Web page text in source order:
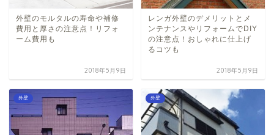
外壁のモルタルの寿命や補修
費用と厚さの注意点！リフォ
ーム費用も
2018年5月9日
レンガ外壁のデメリットとメ
ンテナンスやリフォームでDIY
の注意点！おしゃれに仕上げ
るコツも
2018年5月9日
外壁 外壁